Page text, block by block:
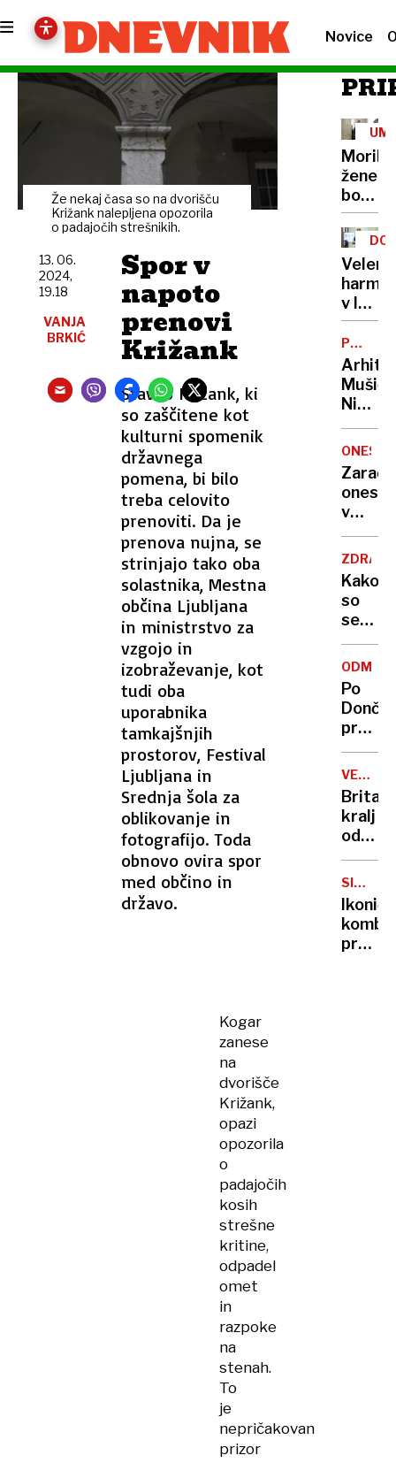
Novice
Že nekaj časa so na dvorišču
Križank nalepljena opozorila
o padajočih strešnikih.
Spor v
napoto
prenovi
Križank
Stavbo Križank, ki
so zaščitene kot
kulturni spomenik
državnega
pomena, bi bilo
treba celovito
prenoviti. Da je
prenova nujna, se
strinjajo tako oba
solastnika, Mestna
občina Ljubljana
in ministrstvo za
vzgojo in
izobraževanje, kot
tudi oba
uporabnika
tamkajšnjih
prostorov, Festival
Ljubljana in
Srednja šola za
oblikovanje in
fotografijo. Toda
obnovo ovira spor
med občino in
državo.
13. 06.
2024,
19.18
VANJA
BRKIĆ
Kogar
zanese
na
dvorišče
Križank,
opazi
opozorila
o
padajočih
kosih
strešne
kritine,
odpadel
omet
in
razpoke
na
stenah.
To
je
nepričakovan
prizor
žene
bo
sedel
21
let
v lov
na
nov
rekord
CENTER
Mušič:
Nikoli
nisem
da je
to v
moji
sploh
Zaradi
v
delu
voda
Kako
so
se
cilji
vlade
Po
Karma
je
psica,
Nico
pa
njen
sin
VELIKA
kralj
zaradi
raka
SIMBOL
kombi